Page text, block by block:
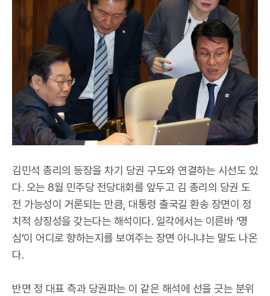
김민석 총리의 등장을 차기 당권 구도와 연결하는 시선도 있
다. 오는 8월 민주당 전당대회를 앞두고 김 총리의 당권 도
전 가능성이 거론되는 만큼, 대통령 출국길 환송 장면이 정
치적 상징성을 갖는다는 해석이다. 일각에서는 이른바 ‘명
심’이 어디로 향하는지를 보여주는 장면 아니냐는 말도 나온
다.
반면 정 대표 측과 당권파는 이 같은 해석에 선을 긋는 분위